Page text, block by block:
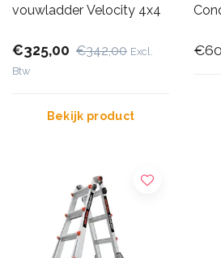
vouwladder Velocity 4x4
€325,00 €342,00 Excl.
Btw
Bekijk product